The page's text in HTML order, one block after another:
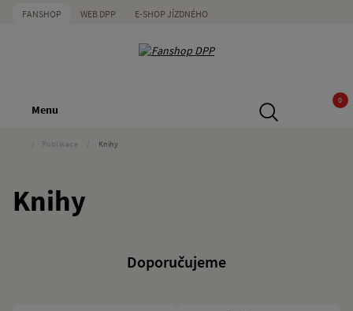
FANSHOP WEB DPP E-SHOP JÍZDNÉHO
Menu
0
Publikace Knihy
Knihy
Doporučujeme